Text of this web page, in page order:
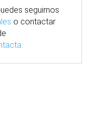
seguirnos
o contactar